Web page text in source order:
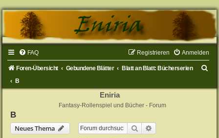
FAQ Anmelden
Registrieren
Foren-Übersicht Gebundene Blätter
Blatt an Blatt: Bücherserien
B
Eniria
Fantasy-Rollenspiel und Bücher - Forum
B
Neues Thema
Suche